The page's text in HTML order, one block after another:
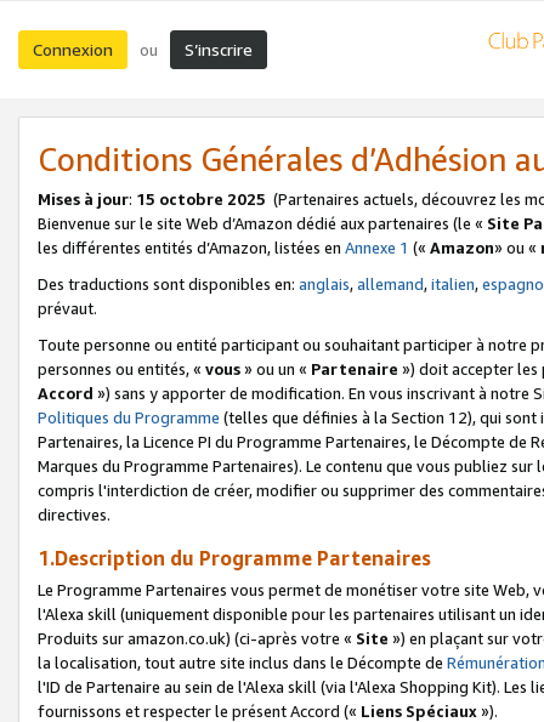
Connexion ou S’inscrire
Conditions Générales d’Adhésion
Mises à jour: 15 octobre 2025 (Partenaires actuels, découvrez les
Bienvenue sur le site Web d’Amazon dédié aux partenaires (le « Site
les différentes entités d’Amazon, listées en Annexe 1 (« Amazon» ou «
Des traductions sont disponibles en: anglais,allemand,italien,
prévaut.
Toute personne ou entité participant ou souhaitant participer à notre
personnes ou entités, « vous» ou un « Partenaire ») doit accepter les
Accord ») sans y apporter de modification. En vous inscrivant à notre
Politiques du Programme (telles que définies à la Section 12), qui
Partenaires, la Licence PI du Programme Partenaires, le Décompte de
Marques du Programme Partenaires). Le contenu que vous publiez
compris l'interdiction de créer, modifier ou supprimer des
directives.
1.Description du Programme Partenaires
Le Programme Partenaires vous permet de monétiser votre site Web,
l'Alexa skill (uniquement disponible pour les partenaires utilisant un
Produits sur amazon.co.uk) (ci-après votre « Site ») en plaçant sur
la localisation, tout autre site inclus dans le Décompte de
l'ID de Partenaire au sein de l'Alexa skill (via l'Alexa Shopping Kit).
fournissons et respecter le présent Accord (« Liens Spéciaux»).